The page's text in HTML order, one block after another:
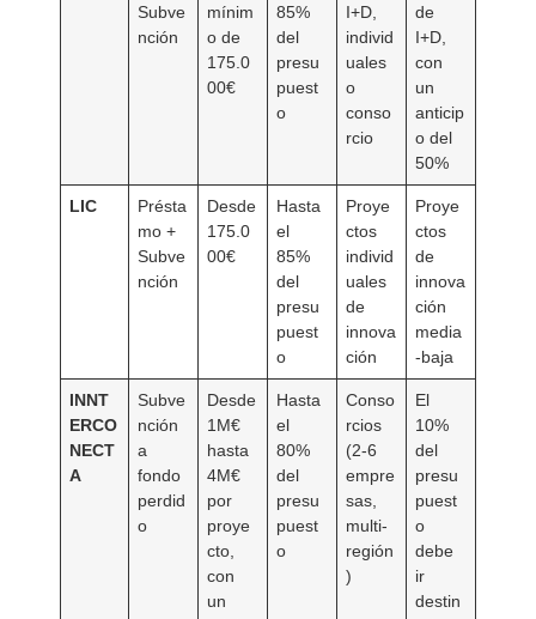
Subve
nción
mínim
o de
175.0
00€
85%
del
presu
puest
o
I+D,
individ
uales
o
conso
rcio
de
I+D,
con
un
anticip
o del
50%
LIC
Présta
mo +
Subve
nción
Desde
175.0
00€
Hasta
el
85%
del
presu
puest
o
Proye
ctos
individ
uales
de
innova
ción
Proye
ctos
de
innova
ción
media
-baja
INNT
ERCO
NECT
A
Subve
nción
a
fondo
perdid
o
Desde
1M€
hasta
4M€
por
proye
cto,
con
un
Hasta
el
80%
del
presu
puest
o
Conso
rcios
(2-6
empre
sas,
multi-
región
)
El
10%
del
presu
puest
o
debe
ir
destin